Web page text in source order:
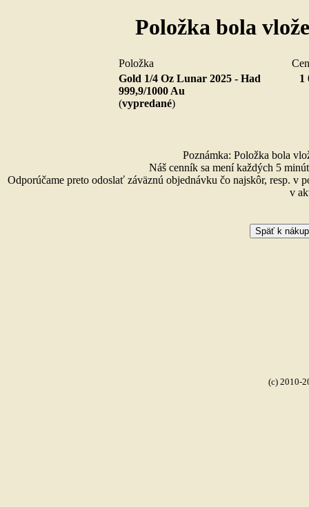
Položka bola
Položka
Gold 1/4 Oz Lunar 2025 - Had
999,9/1000 Au
(vypredané)
1
Poznámka: Položka bola
Náš cenník sa mení každých 5
Odporúčame preto odoslať záväznú objednávku čo najskôr, resp. v
v
(c) 2010-